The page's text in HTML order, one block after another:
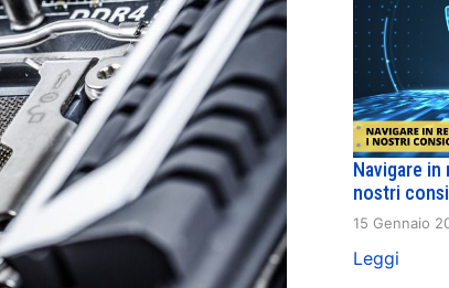
Navigare
nostri
15 Gennaio
Leggi